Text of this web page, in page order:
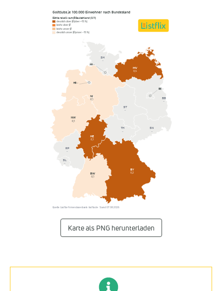
Golfclubs je 100.000 Einwohner nach Bundesland
Dichte relativ zum Ø Deutschland (0,11)
deutlich über Ø (über +15 %)
leicht über Ø
leicht unter Ø
deutlich unter Ø (unter −15 %)
BW
0,1
BY
0,2
BB
–
HE
0,1
MV
0,4
NI
0,1
NW
0,1
RP
–
SL
–
ST
–
SN
–
SH
–
TH
–
BE–
HB–
HH–
Quelle: Listflix-Firmendatenbank · listflix.de · Stand 07.08.2026
Karte als PNG herunterladen